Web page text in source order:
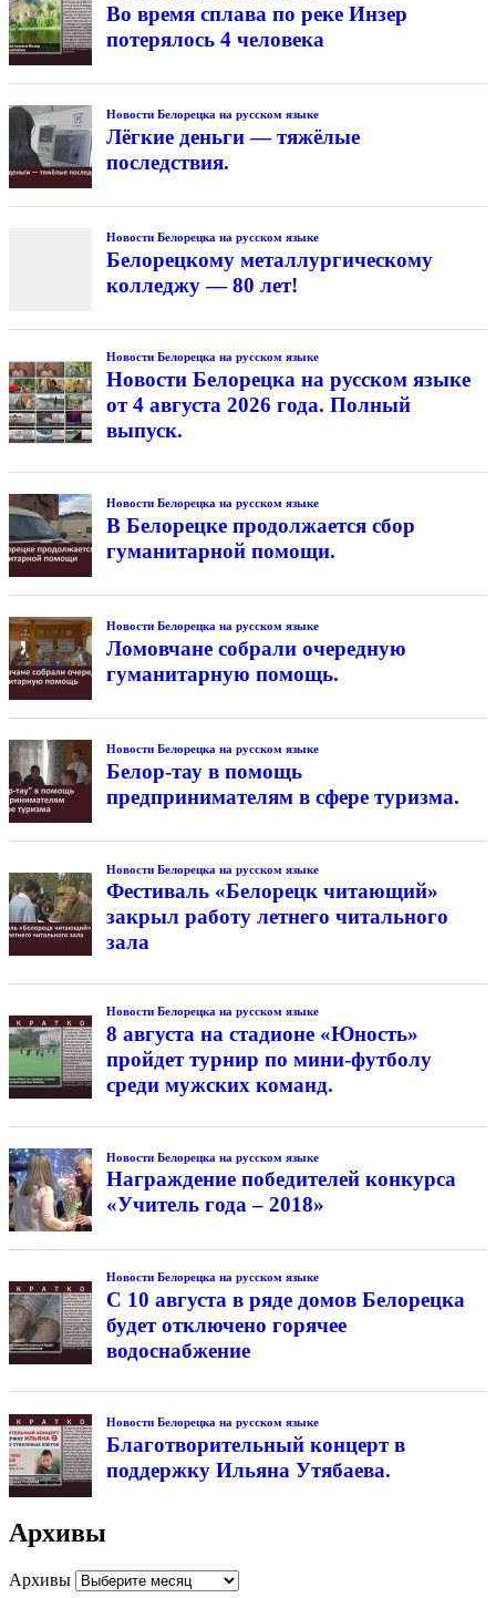
Во время сплава по реке Инзер
потерялось 4 человека
Новости Белорецка на русском языке
Лёгкие деньги — тяжёлые
последствия.
Новости Белорецка на русском языке
Белорецкому металлургическому
колледжу — 80 лет!
Новости Белорецка на русском языке
Новости Белорецка на русском языке
от 4 августа 2026 года. Полный
выпуск.
Новости Белорецка на русском языке
В Белорецке продолжается сбор
гуманитарной помощи.
Новости Белорецка на русском языке
Ломовчане собрали очередную
гуманитарную помощь.
Новости Белорецка на русском языке
Белор-тау в помощь
предпринимателям в сфере туризма.
Новости Белорецка на русском языке
Фестиваль «Белорецк читающий»
закрыл работу летнего читального
зала
Новости Белорецка на русском языке
8 августа на стадионе «Юность»
пройдет турнир по мини-футболу
среди мужских команд.
Новости Белорецка на русском языке
Награждение победителей конкурса
«Учитель года – 2018»
Новости Белорецка на русском языке
С 10 августа в ряде домов Белорецка
будет отключено горячее
водоснабжение
Новости Белорецка на русском языке
Благотворительный концерт в
поддержку Ильяна Утябаева.
Архивы
Архивы